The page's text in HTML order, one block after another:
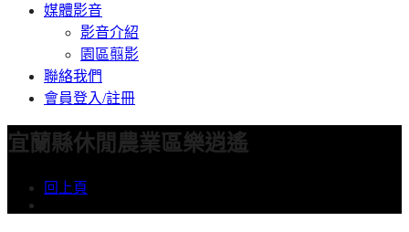
媒體影音
影音介紹
園區翦影
聯絡我們
會員登入/註冊
宜蘭縣休閒農業區樂逍遙
回上頁